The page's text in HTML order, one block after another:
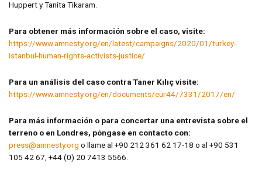
Huppert y Tanita Tikaram.
Para obtener más información sobre el caso, visite:
https://www.amnesty.org/en/latest/campaigns/2020/01/turkey-
istanbul-human-rights-activists-justice/
Para un análisis del caso contra Taner Kılıç visite:
https://www.amnesty.org/en/documents/eur44/7331/2017/en/
Para más información o para concertar una entrevista sobre el
terreno o en Londres, póngase en contacto con:
press@amnesty.org o llame al +90 212 361 62 17-18 o al +90 531
105 42 67, +44 (0) 20 7413 5566.